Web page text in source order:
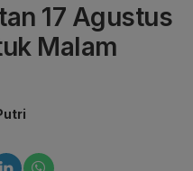
17 Agustus
Malam